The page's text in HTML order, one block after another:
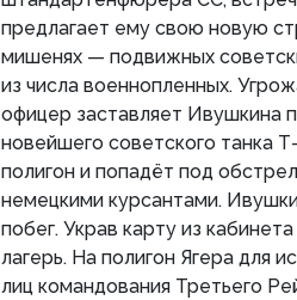
предлагает ему свою новую
мишенях — подвижных
из числа военнопленных.
офицер заставляет Ивушкина
новейшего советского танка
полигон и попадёт под
немецкими курсантами.
побег. Украв карту из
лагерь. На полигон Ягера для
лиц командования Третьего